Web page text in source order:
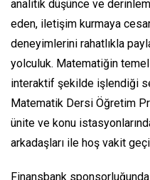
analitik düşünce ve
eden, iletişim kurmaya
deneyimlerini rahatlıkla
yolculuk. Matematiğin temel
interaktif şekilde işlendiği
Matematik Dersi Öğretim
ünite ve konu
arkadaşları ile hoş vakit
Finansbank